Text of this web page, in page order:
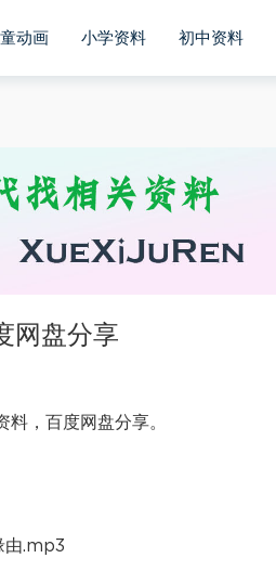
动画 小学资料 初中资料
网盘分享
，百度网盘分享。
由.mp3